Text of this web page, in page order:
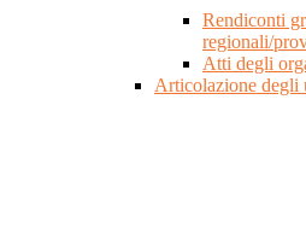
Rendiconti
regionali/
Atti degli
Articolazione degli